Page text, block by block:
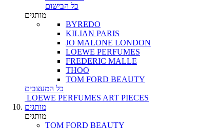
כל הבישום
מותגים
BYREDO
KILIAN PARIS
JO MALONE LONDON
LOEWE PERFUMES
FREDERIC MALLE
THOO
TOM FORD BEAUTY
כל המעצבים
LOEWE PERFUMES ART PIECES
מותגים
מותגים
TOM FORD BEAUTY